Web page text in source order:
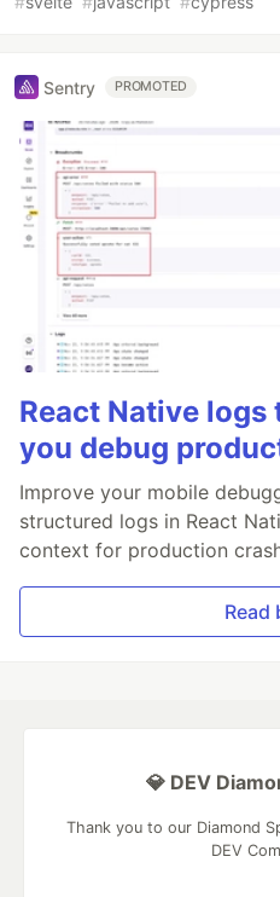
Sentry PROMOTED
React Native
you debug
Improve your mobile
structured logs in React
context for production
Read
💎 DEV
Thank you to our Diamond
DEV